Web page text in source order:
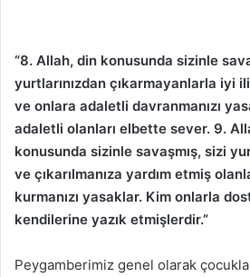
“8. Allah, din konusunda sizinle
yurtlarınızdan çıkarmayanlarla iyi
ve onlara adaletli davranmanızı
adaletli olanları elbette sever. 9.
konusunda sizinle savaşmış, sizi
ve çıkarılmanıza yardım etmiş
kurmanızı yasaklar. Kim onlarla
kendilerine yazık etmişlerdir.”
Peygamberimiz genel olarak